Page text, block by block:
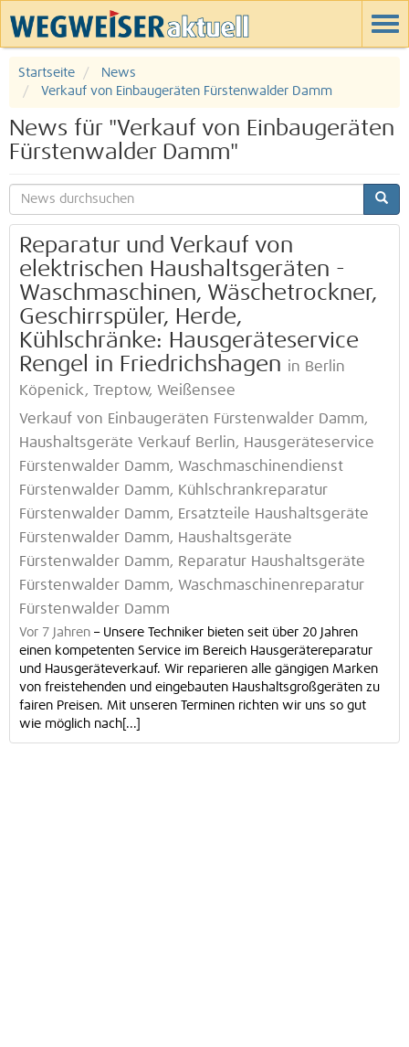
Startseite
News
Verkauf von Einbaugeräten Fürstenwalder Damm
News für "Verkauf von Einbaugeräten
Fürstenwalder Damm"
Reparatur und Verkauf von
elektrischen Haushaltsgeräten -
Waschmaschinen, Wäschetrockner,
Geschirrspüler, Herde,
Kühlschränke: Hausgeräteservice
Rengel in Friedrichshagen in Berlin
Köpenick, Treptow, Weißensee
Verkauf von Einbaugeräten Fürstenwalder Damm,
Haushaltsgeräte Verkauf Berlin, Hausgeräteservice
Fürstenwalder Damm, Waschmaschinendienst
Fürstenwalder Damm, Kühlschrankreparatur
Fürstenwalder Damm, Ersatzteile Haushaltsgeräte
Fürstenwalder Damm, Haushaltsgeräte
Fürstenwalder Damm, Reparatur Haushaltsgeräte
Fürstenwalder Damm, Waschmaschinenreparatur
Fürstenwalder Damm
Vor 7 Jahren – Unsere Techniker bieten seit über 20 Jahren
einen kompetenten Service im Bereich Hausgerätereparatur
und Hausgeräteverkauf. Wir reparieren alle gängigen Marken
von freistehenden und eingebauten Haushaltsgroßgeräten zu
fairen Preisen. Mit unseren Terminen richten wir uns so gut
wie möglich nach[...]